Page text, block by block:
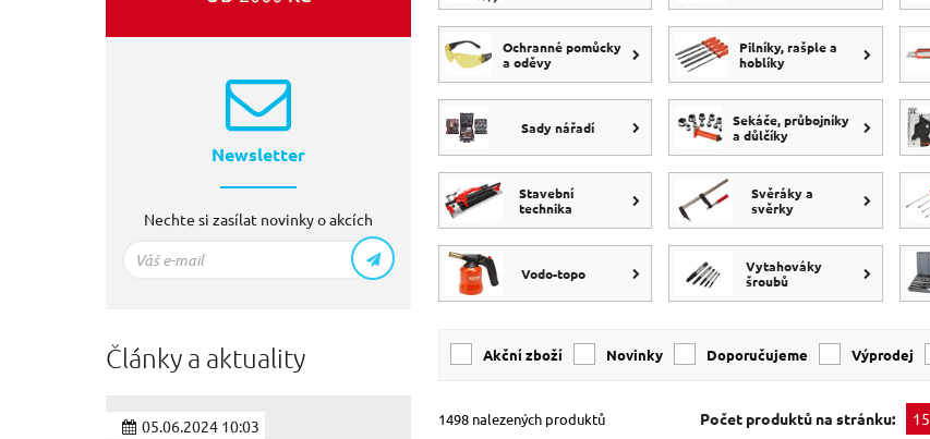
Newsletter
Nechte si zasílat novinky o akcích
Články a aktuality
05.06.2024 10:03
Ochranné pomůcky
a oděvy
Pilníky, rašple a
hoblíky
Sady nářadí
Sekáče, průbojníky
a důlčíky
Stavební
technika
Svěráky a
svěrky
Vodo-topo
Vytahováky
šroubů
Akční zboží Novinky Doporučujeme Výprodej
1498 nalezených produktů Počet produktů na stránku: 15